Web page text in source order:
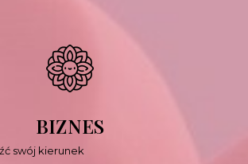
BIZNES
swój kierunek